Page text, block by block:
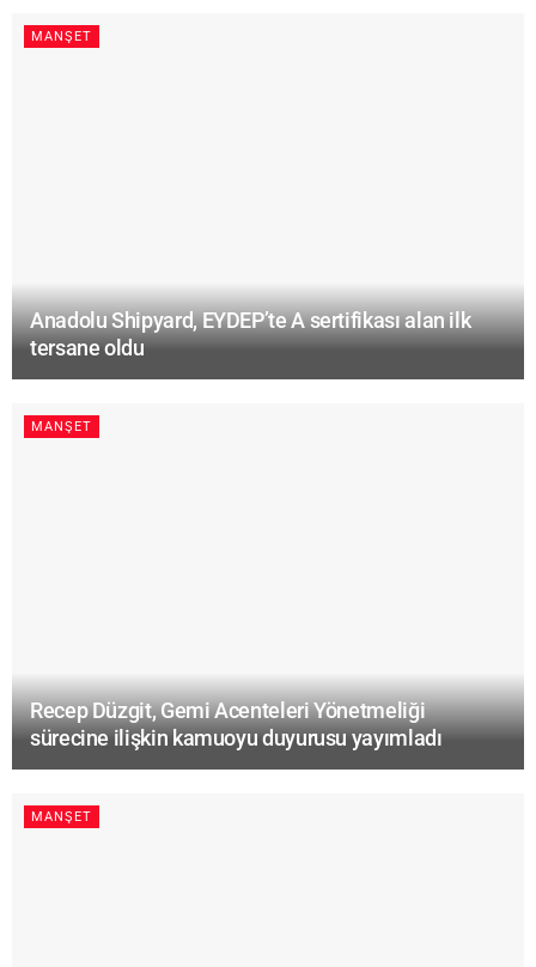
MANŞET
Anadolu Shipyard, EYDEP’te A sertifikası alan ilk
tersane oldu
MANŞET
Recep Düzgit, Gemi Acenteleri Yönetmeliği
sürecine ilişkin kamuoyu duyurusu yayımladı
MANŞET